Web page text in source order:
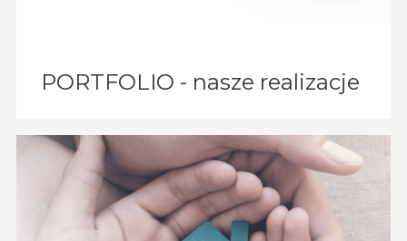
PORTFOLIO - nasze realizacje